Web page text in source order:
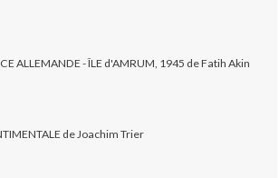
ALLEMANDE - ÎLE d'AMRUM, 1945 de Fatih Akin
de Joachim Trier